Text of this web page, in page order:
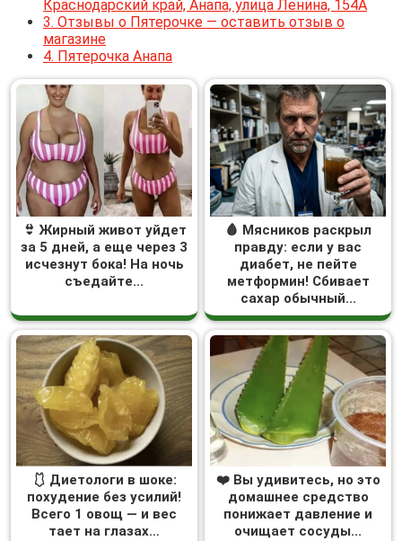
Краснодарский край, Анапа, улица Ленина, 154А
3. Отзывы о Пятерочке — оставить отзыв о
магазине
4. Пятерочка Анапа
👙 Жирный живот уйдет
за 5 дней, а еще через 3
исчезнут бока! На ночь
съедайте...
🩸 Мясников раскрыл
правду: если у вас
диабет, не пейте
метформин! Сбивает
сахар обычный...
🩱 Диетологи в шоке:
похудение без усилий!
Всего 1 овощ — и вес
тает на глазах…
❤️ Вы удивитесь, но это
домашнее средство
понижает давление и
очищает сосуды...